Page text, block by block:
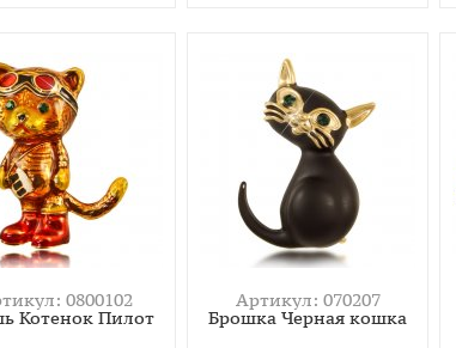
0800102
Котенок Пилот
Артикул: 070207
Брошка Черная кошка